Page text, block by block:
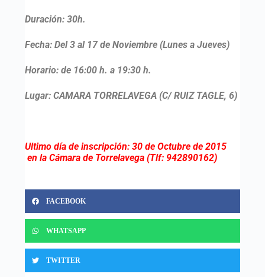
Duración: 30h.
Fecha: Del 3 al 17 de Noviembre (Lunes a Jueves)
Horario: de 16:00 h. a 19:30 h.
Lugar: CAMARA TORRELAVEGA (C/ RUIZ TAGLE, 6)
Ultimo día de inscripción: 30 de Octubre de 2015
en la Cámara de Torrelavega (Tlf: 942890162)
FACEBOOK
WHATSAPP
TWITTER